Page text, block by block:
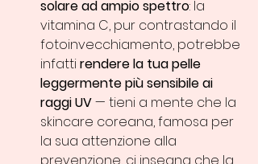
solare ad ampio spettro: la
vitamina C, pur contrastando il
fotoinvecchiamento, potrebbe
infatti rendere la tua pelle
leggermente più sensibile ai
raggi UV — tieni a mente che la
skincare coreana, famosa per
la sua attenzione alla